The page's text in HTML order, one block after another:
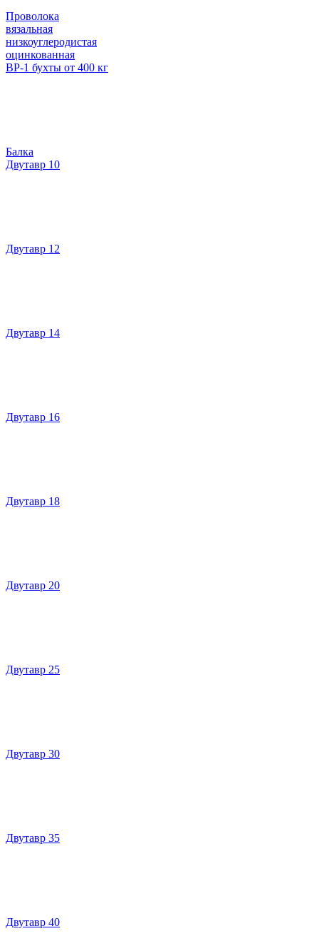
Проволока
вязальная
низкоуглеродистая
оцинкованная
ВР-1 бухты от 400 кг
Балка
Двутавр 10
Двутавр 12
Двутавр 14
Двутавр 16
Двутавр 18
Двутавр 20
Двутавр 25
Двутавр 30
Двутавр 35
Двутавр 40